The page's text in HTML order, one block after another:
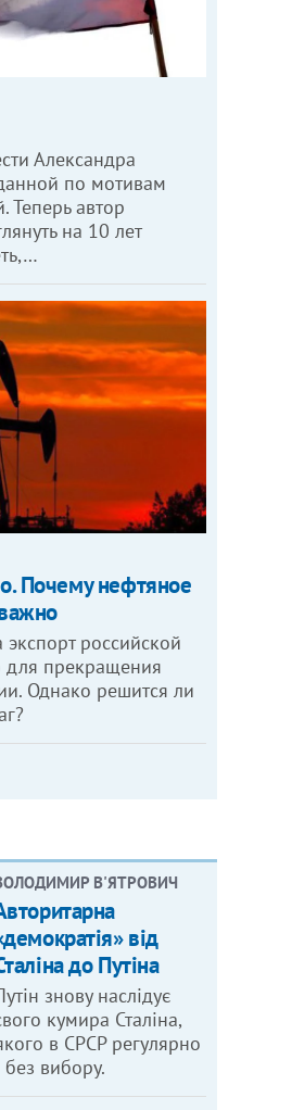
Александра
по мотивам
Теперь автор
на 10 лет
Почему нефтяное
российской
для прекращения
Однако решится ли
В'ЯТРОВИЧ
від
до Путіна
знову наслідує
кумира Сталіна,
в СРСР регулярно
вибору.